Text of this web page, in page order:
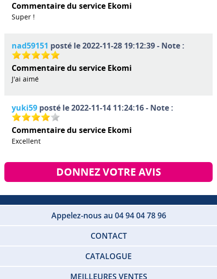
Commentaire du service Ekomi
Super !
nad59151 posté le 2022-11-28 19:12:39 - Note :
Commentaire du service Ekomi
J'ai aimé
yuki59posté le 2022-11-14 11:24:16 - Note :
Commentaire du service Ekomi
Excellent
DONNEZ VOTRE AVIS
Appelez-nous au 04 94 04 78 96
CONTACT
CATALOGUE
MEILLEURES VENTES